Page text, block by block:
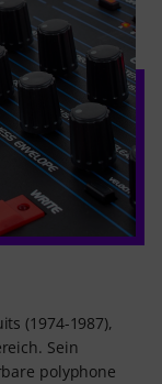
(1974-1987),
Sein
polyphone